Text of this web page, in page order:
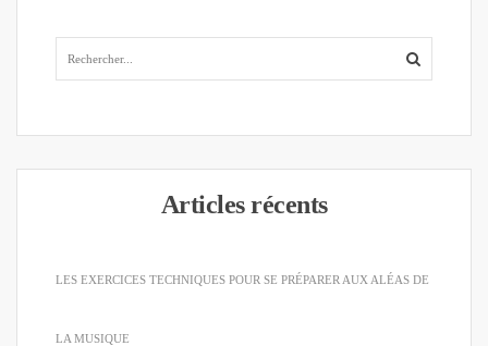
Articles récents
LES EXERCICES TECHNIQUES POUR SE PRÉPARER AUX ALÉAS DE
LA MUSIQUE